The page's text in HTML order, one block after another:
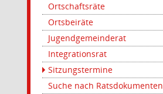
Ortschaftsräte
Ortsbeiräte
Jugendgemeinderat
Integrationsrat
Sitzungstermine
Suche nach Ratsdokumenten